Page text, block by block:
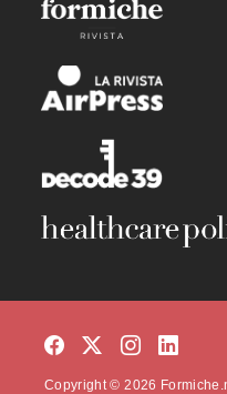
Copyright © 2026